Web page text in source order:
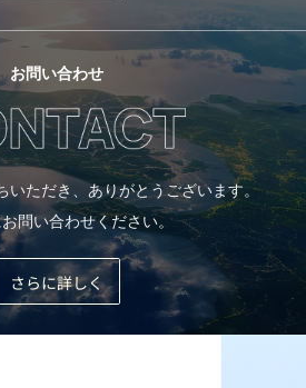
お問い合わせ
いただき、ありがとうございます。
問い合わせください。
さらに詳しく